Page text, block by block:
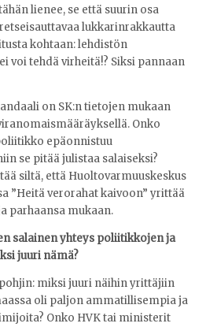
lienee, se että suurin osa
lukkarinrakkautta
kohtaan: lehdistön
voi tehdä virheitä!? Siksi pannaan
on SK:n tietojen mukaan
Onko
epäonnistuu
se pitää julistaa salaiseksi?
siltä, että Huoltovarmuuskeskus
”Heitä verorahat kaivoon” yrittää
parhaansa mukaan.
salainen yhteys poliitikkojen ja
juuri nämä?
miksi juuri näihin yrittäjiin
oli paljon ammatillisempia ja
Onko HVK tai ministerit